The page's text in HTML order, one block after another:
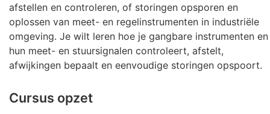
afstellen en controleren, of storingen opsporen en
oplossen van meet- en regelinstrumenten in industriële
omgeving. Je wilt leren hoe je gangbare instrumenten en
hun meet- en stuursignalen controleert, afstelt,
afwijkingen bepaalt en eenvoudige storingen opspoort.
Cursus opzet